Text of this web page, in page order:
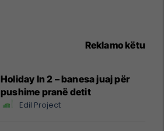
Reklamo këtu
Holiday In 2 – banesa juaj për
pushime pranë detit
Edil Project